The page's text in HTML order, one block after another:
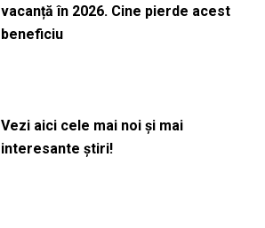
vacanță în 2026. Cine pierde acest
beneficiu
Vezi aici cele mai noi și mai
interesante știri!